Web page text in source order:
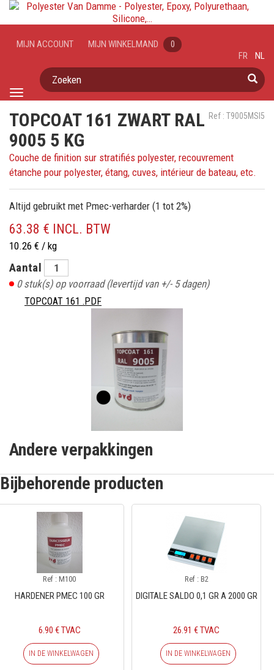
Toggle
MIJN ACCOUNT MIJN WINKELMAND 0
Zoeken
FR NL
Ref : T9005MSI5
TOPCOAT 161 ZWART RAL
9005 5 KG
Couche de finition sur stratifiés polyester, recouvrement
étanche pour polyester, étang, cuves, intérieur de bateau, etc.
Altijd gebruikt met Pmec-verharder (1 tot 2%)
63.38 € INCL. BTW
10.26 € / kg
Aantal
0stuk(s) op voorraad(levertijd van +/- 5 dagen)
TOPCOAT 161 .PDF
Andere verpakkingen
Bijbehorende producten
Ref : M100
HARDENER PMEC 100 GR
6.90 € TVAC
IN DE WINKELWAGEN
Ref : B2
DIGITALE SALDO 0,1 GR A 2000 GR
26.91 € TVAC
IN DE WINKELWAGEN